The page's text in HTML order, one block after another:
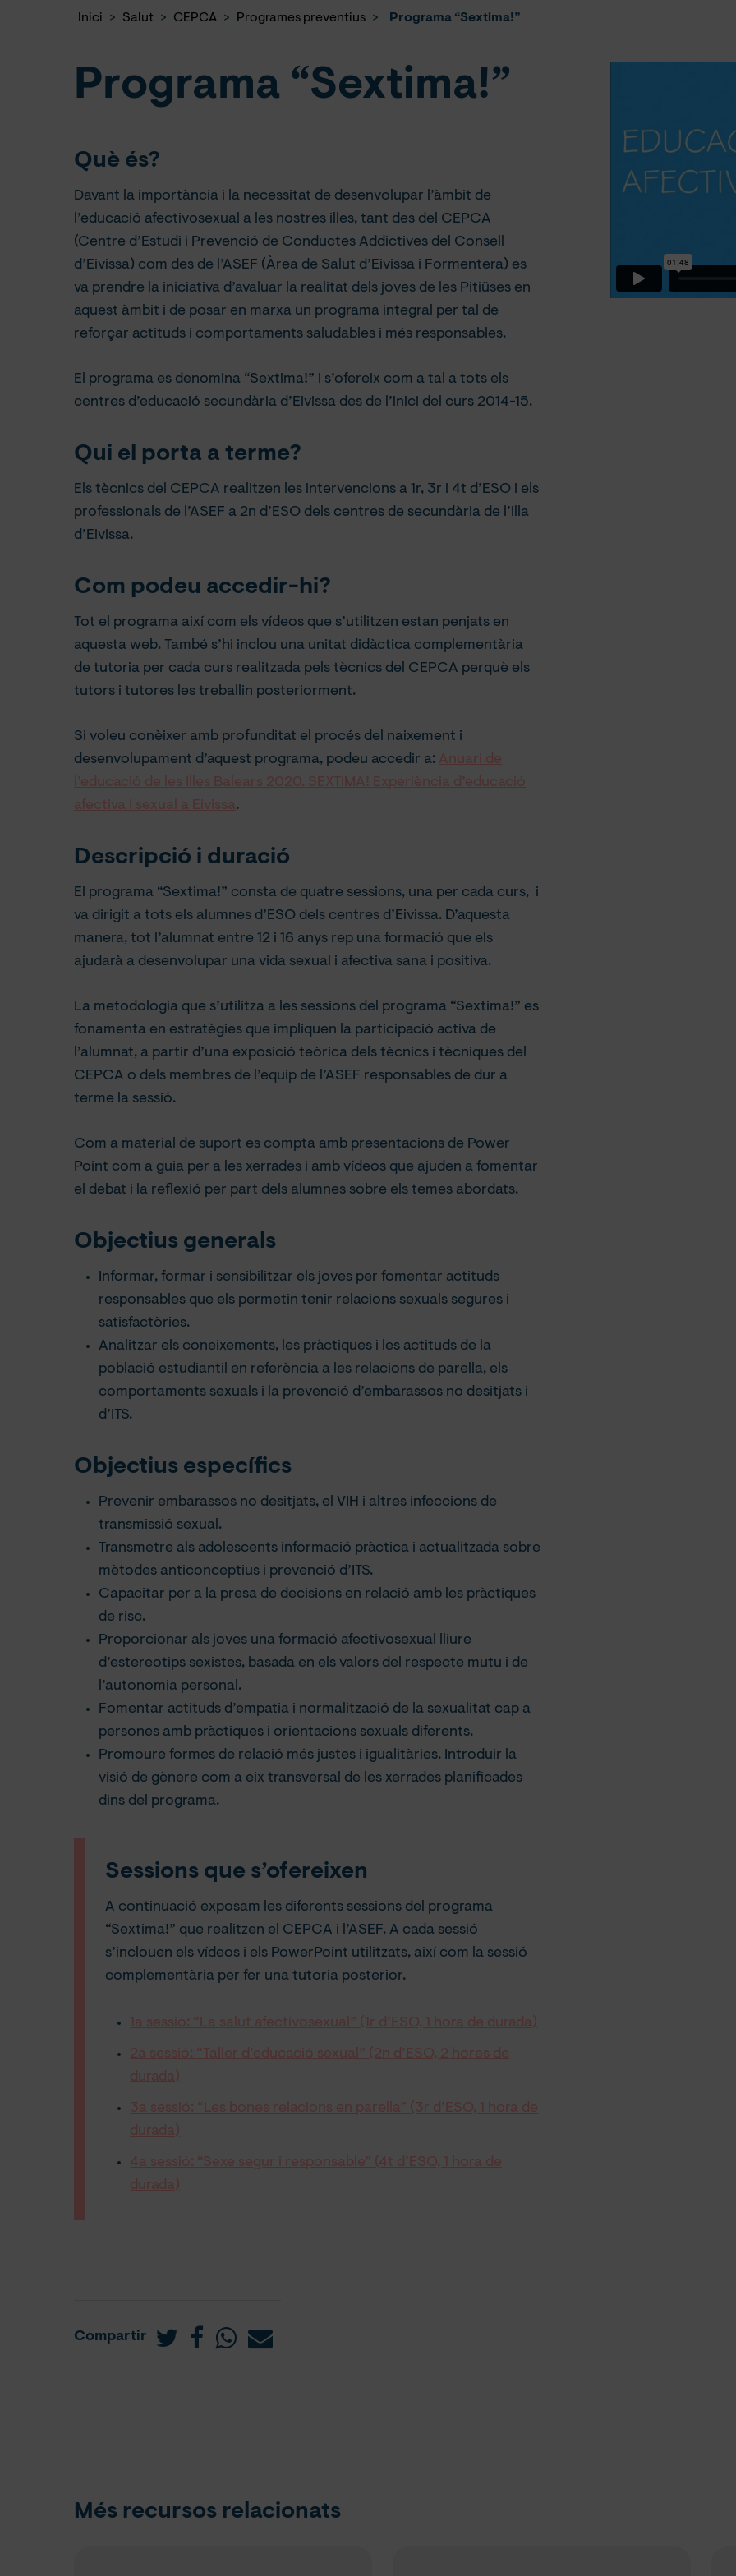
Inici > Salut > CEPCA > Programes preventius > Programa “Sextima!”
Programa “Sextima!”
Què és?
Davant la importància i la necessitat de desenvolupar l’àmbit de
l’educació afectivosexual a les nostres illes, tant des del CEPCA
(Centre d’Estudi i Prevenció de Conductes Addictives del Consell
d’Eivissa) com des de l’ASEF (Àrea de Salut d’Eivissa i Formentera) es
va prendre la iniciativa d’avaluar la realitat dels joves de les Pitiüses en
aquest àmbit i de posar en marxa un programa integral per tal de
reforçar actituds i comportaments saludables i més responsables.
El programa es denomina “Sextima!” i s’ofereix com a tal a tots els
centres d’educació secundària d’Eivissa des de l’inici del curs 2014-15.
Qui el porta a terme?
Els tècnics del CEPCA realitzen les intervencions a 1r, 3r i 4t d’ESO i els
professionals de l’ASEF a 2n d’ESO dels centres de secundària de l’illa
d’Eivissa.
Com podeu accedir-hi?
Tot el programa així com els vídeos que s’utilitzen estan penjats en
aquesta web. També s’hi inclou una unitat didàctica complementària
de tutoria per cada curs realitzada pels tècnics del CEPCA perquè els
tutors i tutores les treballin posteriorment.
Si voleu conèixer amb profunditat el procés del naixement i
desenvolupament d’aquest programa, podeu accedir a: Anuari de
l’educació de les Illes Balears 2020. SEXTIMA! Experiència d’educació
afectiva i sexual a Eivissa.
Descripció i duració
El programa “Sextima!” consta de quatre sessions, una per cada curs, i
va dirigit a tots els alumnes d’ESO dels centres d’Eivissa. D’aquesta
manera, tot l’alumnat entre 12 i 16 anys rep una formació que els
ajudarà a desenvolupar una vida sexual i afectiva sana i positiva.
La metodologia que s’utilitza a les sessions del programa “Sextima!” es
fonamenta en estratègies que impliquen la participació activa de
l’alumnat, a partir d’una exposició teòrica dels tècnics i tècniques del
CEPCA o dels membres de l’equip de l’ASEF responsables de dur a
terme la sessió.
Com a material de suport es compta amb presentacions de Power
Point com a guia per a les xerrades i amb vídeos que ajuden a fomentar
el debat i la reflexió per part dels alumnes sobre els temes abordats.
Objectius generals
Informar, formar i sensibilitzar els joves per fomentar actituds
responsables que els permetin tenir relacions sexuals segures i
satisfactòries.
Analitzar els coneixements, les pràctiques i les actituds de la
població estudiantil en referència a les relacions de parella, els
comportaments sexuals i la prevenció d’embarassos no desitjats i
d’ITS.
Objectius específics
Prevenir embarassos no desitjats, el VIH i altres infeccions de
transmissió sexual.
Transmetre als adolescents informació pràctica i actualitzada sobre
mètodes anticonceptius i prevenció d’ITS.
Capacitar per a la presa de decisions en relació amb les pràctiques
de risc.
Proporcionar als joves una formació afectivosexual lliure
d’estereotips sexistes, basada en els valors del respecte mutu i de
l’autonomia personal.
Fomentar actituds d’empatia i normalització de la sexualitat cap a
persones amb pràctiques i orientacions sexuals diferents.
Promoure formes de relació més justes i igualitàries. Introduir la
visió de gènere com a eix transversal de les xerrades planificades
dins del programa.
Sessions que s’ofereixen
A continuació exposam les diferents sessions del programa
“Sextima!” que realitzen el CEPCA i l’ASEF. A cada sessió
s’inclouen els vídeos i els PowerPoint utilitzats, així com la sessió
complementària per fer una tutoria posterior.
1a sessió: “La salut afectivosexual” (1r d’ESO, 1 hora de durada)
2a sessió: “Taller d’educació sexual” (2n d’ESO, 2 hores de
durada)
3a sessió: “Les bones relacions en parella” (3r d’ESO, 1 hora de
durada)
4a sessió: “Sexe segur i responsable” (4t d’ESO, 1 hora de
durada)
Compartir
Més recursos relacionats